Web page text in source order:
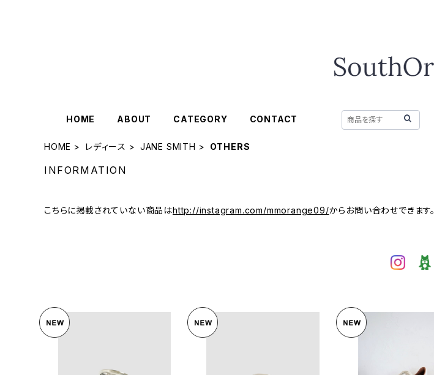
HOME ABOUT CATEGORY CONTACT
HOME レディース JANE SMITH OTHERS
INFORMATION
こちらに掲載されていない商品はhttp://instagram.com/mmorange09/からお問い合わせできます。